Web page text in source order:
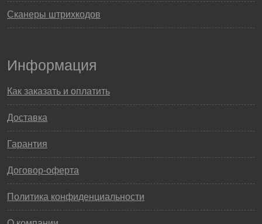
Сканеры штрихкодов
Информация
Как заказать и оплатить
Доставка
Гарантия
Договор-оферта
Политика конфиденциальности